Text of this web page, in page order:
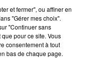
a été libéré
crie au
adjoints se
et fermer", ou affiner en
"Gérer mes choix".
"Continuer sans
pour ce site. Vous
consentement à tout
bas de chaque page.